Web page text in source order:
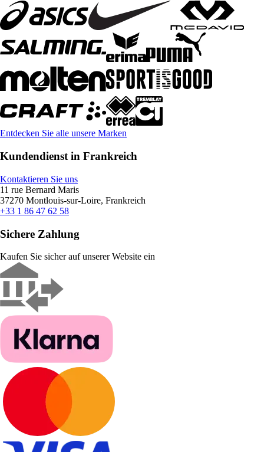
Entdecken Sie alle unsere Marken
Kundendienst in Frankreich
Kontaktieren Sie uns
11 rue Bernard Maris
37270 Montlouis-sur-Loire, Frankreich
+33 1 86 47 62 58
Sichere Zahlung
Kaufen Sie sicher auf unserer Website ein